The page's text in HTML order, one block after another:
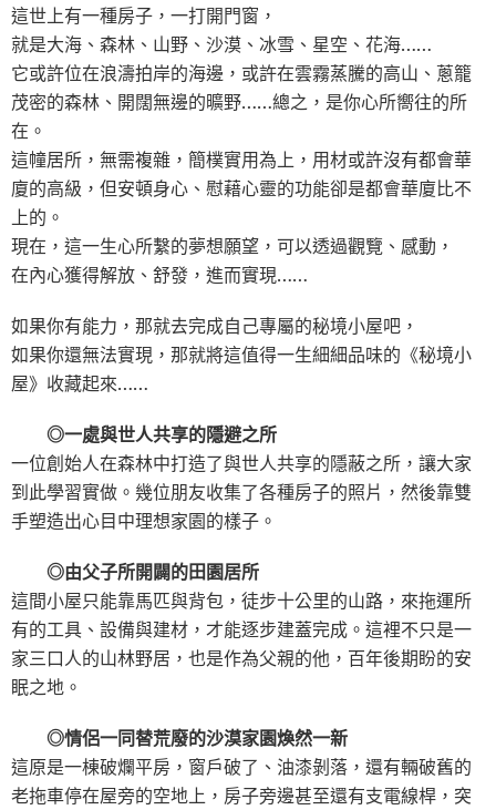
這世上有一種房子，一打開門窗，
就是大海、森林、山野、沙漠、冰雪、星空、花海……
它或許位在浪濤拍岸的海邊，或許在雲霧蒸騰的高山、蔥籠
茂密的森林、開闊無邊的曠野……總之，是你心所嚮往的所
在。
這幢居所，無需複雜，簡樸實用為上，用材或許沒有都會華
廈的高級，但安頓身心、慰藉心靈的功能卻是都會華廈比不
上的。
現在，這一生心所繫的夢想願望，可以透過觀覽、感動，
在內心獲得解放、舒發，進而實現……
如果你有能力，那就去完成自己專屬的秘境小屋吧，
如果你還無法實現，那就將這值得一生細細品味的《秘境小
屋》收藏起來……
◎一處與世人共享的隱避之所
一位創始人在森林中打造了與世人共享的隱蔽之所，讓大家
到此學習實做。幾位朋友收集了各種房子的照片，然後靠雙
手塑造出心目中理想家園的樣子。
◎由父子所開闢的田園居所
這間小屋只能靠馬匹與背包，徒步十公里的山路，來拖運所
有的工具、設備與建材，才能逐步建蓋完成。這裡不只是一
家三口人的山林野居，也是作為父親的他，百年後期盼的安
眠之地。
◎情侶一同替荒廢的沙漠家園煥然一新
這原是一棟破爛平房，窗戶破了、油漆剝落，還有輛破舊的
老拖車停在屋旁的空地上，房子旁邊甚至還有支電線桿，突